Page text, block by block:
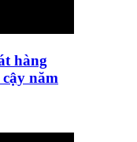
hàng
năm